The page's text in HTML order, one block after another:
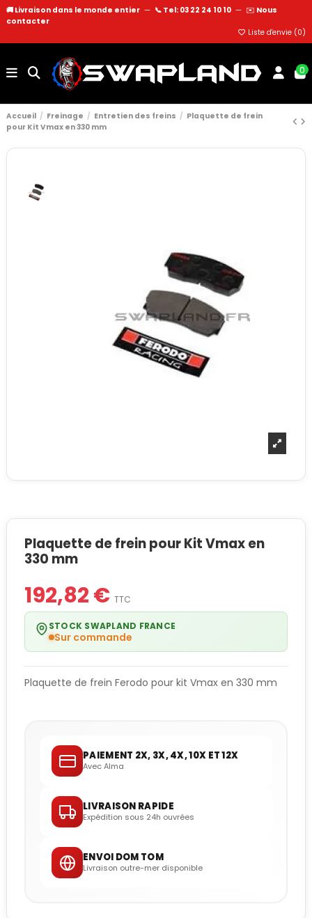
🚚 Livraison dans le monde entier — 📞 Tel: 03 22 24 10 10 — ✉️ Nous
contacter
Liste d'envie (0)
0
Accueil Freinage Entretien des freins
Plaquette de frein
pour Kit Vmax en 330 mm
Plaquette de frein pour Kit Vmax en
330 mm
192,82 € TTC
STOCK SWAPLAND FRANCE
Sur commande
Plaquette de frein Ferodo pour kit Vmax en 330 mm
PAIEMENT 2X, 3X, 4X, 10X ET 12X
Avec Alma
LIVRAISON RAPIDE
Expédition sous 24h ouvrées
ENVOI DOM TOM
Livraison outre-mer disponible